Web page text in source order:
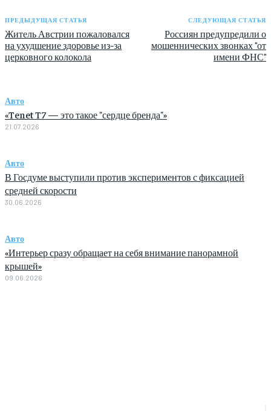
ПРЕДЫДУЩАЯ СТАТЬЯ
Житель Австрии пожаловался
на ухудшение здоровье из-за
церковного колокола
СЛЕДУЮЩАЯ СТАТЬЯ
Россиян предупредили о
мошеннических звонках "от
имени ФНС"
Авто
«Tenet T7 — это такое "сердце бренда"»
21.07.2026
Авто
В Госдуме выступили против экспериментов с фиксацией
средней скорости
30.06.2026
Авто
«Интерьер сразу обращает на себя внимание панорамной
крышей»
09.06.2026